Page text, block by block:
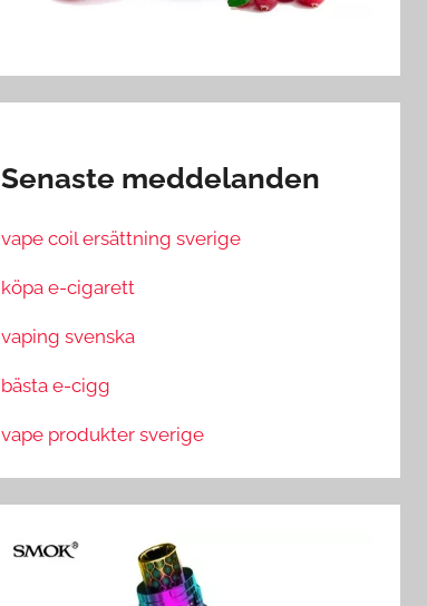
Senaste meddelanden
vape coil ersättning sverige
köpa e-cigarett
vaping svenska
bästa e-cigg
vape produkter sverige